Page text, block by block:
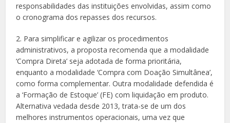
responsabilidades das instituições envolvidas, assim como
o cronograma dos repasses dos recursos.
2. Para simplificar e agilizar os procedimentos
administrativos, a proposta recomenda que a modalidade
‘Compra Direta’ seja adotada de forma prioritária,
enquanto a modalidade ‘Compra com Doação Simultânea’,
como forma complementar. Outra modalidade defendida é
a ‘Formação de Estoque’ (FE) com liquidação em produto.
Alternativa vedada desde 2013, trata-se de um dos
melhores instrumentos operacionais, uma vez que